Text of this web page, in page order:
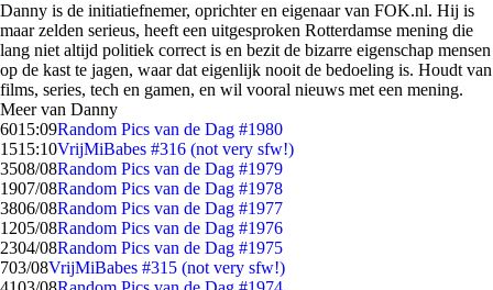
Danny is de initiatiefnemer, oprichter en eigenaar van FOK.nl. Hij is
maar zelden serieus, heeft een uitgesproken Rotterdamse mening die
lang niet altijd politiek correct is en bezit de bizarre eigenschap mensen
op de kast te jagen, waar dat eigenlijk nooit de bedoeling is. Houdt van
films, series, tech en gamen, en wil vooral nieuws met een mening.
Meer van Danny
6015:09Random Pics van de Dag #1980
1515:10VrijMiBabes #316 (not very sfw!)
3508/08Random Pics van de Dag #1979
1907/08Random Pics van de Dag #1978
3806/08Random Pics van de Dag #1977
1205/08Random Pics van de Dag #1976
2304/08Random Pics van de Dag #1975
703/08VrijMiBabes #315 (not very sfw!)